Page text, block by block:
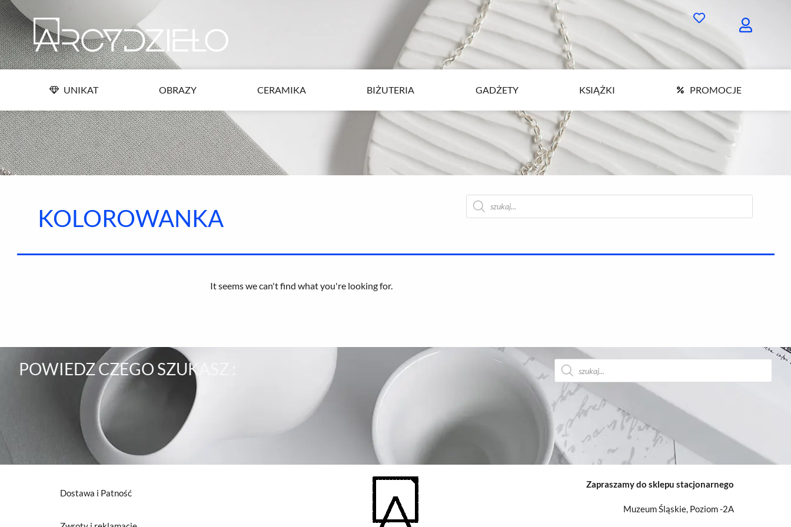
Przejdź
do
treści
UNIKAT OBRAZY CERAMIKA BIŻUTERIA GADŻETY KSIĄŻKI PROMOCJE
GADŻETY KSIĄŻKI PROMOCJE
KOLOROWANKA
Wyszukiwarka
produktów
It seems we can't find what you're looking for.
POWIEDZ CZEGO SZUKASZ :
Wyszukiwarka
produktów
Dostawa i Patność
Zapraszamy do sklepu stacjonarnego
Muzeum Śląskie, Poziom -2A